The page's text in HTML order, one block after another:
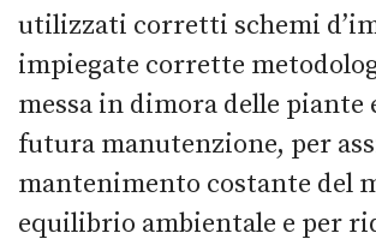
utilizzati corretti schemi
impiegate corrette
messa in dimora delle piante
futura manutenzione, per
mantenimento costante del
equilibrio ambientale e per